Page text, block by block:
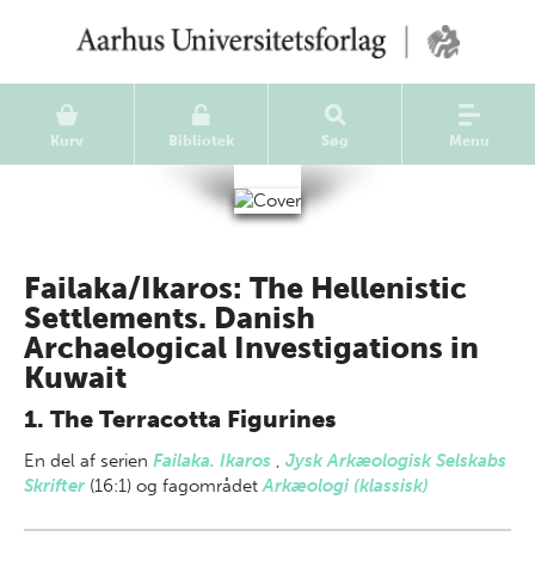
Kurv Bibliotek Søg Menu
Failaka/Ikaros: The Hellenistic
Settlements. Danish
Archaelogical Investigations in
Kuwait
1. The Terracotta Figurines
En del af serien Failaka. Ikaros , Jysk Arkæologisk Selskabs
Skrifter (16:1) og fagområdetArkæologi (klassisk)